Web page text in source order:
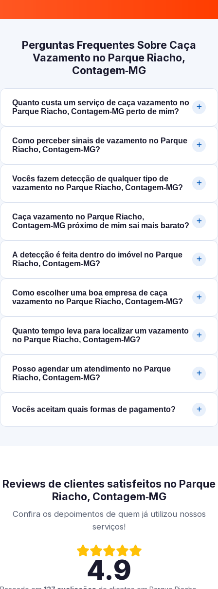
Perguntas Frequentes Sobre Caça
Vazamento no Parque Riacho,
Contagem‑MG
Quanto custa um serviço de caça vazamento no
Parque Riacho, Contagem‑MG perto de mim?
Como perceber sinais de vazamento no Parque
Riacho, Contagem‑MG?
Vocês fazem detecção de qualquer tipo de
vazamento no Parque Riacho, Contagem‑MG?
Caça vazamento no Parque Riacho,
Contagem‑MG próximo de mim sai mais barato?
A detecção é feita dentro do imóvel no Parque
Riacho, Contagem‑MG?
Como escolher uma boa empresa de caça
vazamento no Parque Riacho, Contagem‑MG?
Quanto tempo leva para localizar um vazamento
no Parque Riacho, Contagem‑MG?
Posso agendar um atendimento no Parque
Riacho, Contagem‑MG?
Vocês aceitam quais formas de pagamento?
Reviews de clientes satisfeitos no Parque
Riacho, Contagem‑MG
Confira os depoimentos de quem já utilizou nossos
serviços!
4.9